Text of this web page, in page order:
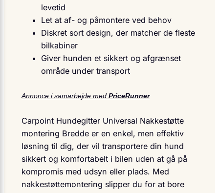
levetid
Let at af- og påmontere ved behov
Diskret sort design, der matcher de fleste
bilkabiner
Giver hunden et sikkert og afgrænset
område under transport
Annonce i samarbejde med PriceRunner
Carpoint Hundegitter Universal Nakkestøtte
montering Bredde er en enkel, men effektiv
løsning til dig, der vil transportere din hund
sikkert og komfortabelt i bilen uden at gå på
kompromis med udsyn eller plads. Med
nakkestøttemontering slipper du for at bore